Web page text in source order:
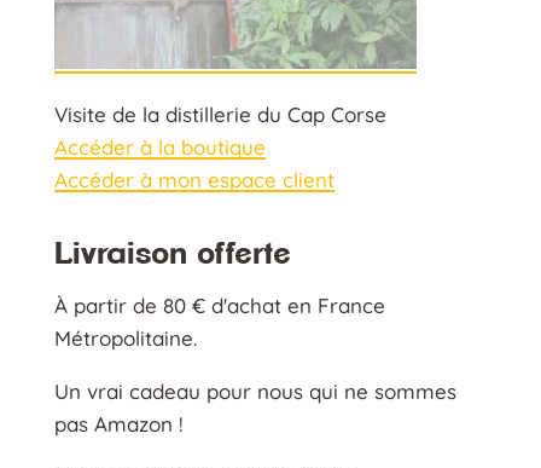
Visite de la distillerie du Cap Corse
Accéder à la boutique
Accéder à mon espace client
Livraison offerte
À partir de 80 € d'achat en France
Métropolitaine.
Un vrai cadeau pour nous qui ne sommes
pas Amazon !